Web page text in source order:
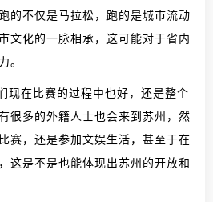
的不仅是马拉松，跑的是城市流动
文化的一脉相承，这可能对于省内
。
现在比赛的过程中也好，还是整个
很多的外籍人士也会来到苏州，然
赛，还是参加文娱生活，甚至于在
这是不是也能体现出苏州的开放和